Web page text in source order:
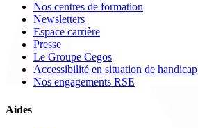
Nos centres de formation
Newsletters
Espace carrière
Presse
Le Groupe Cegos
Accessibilité en situation de handicap
Nos engagements RSE
Aides